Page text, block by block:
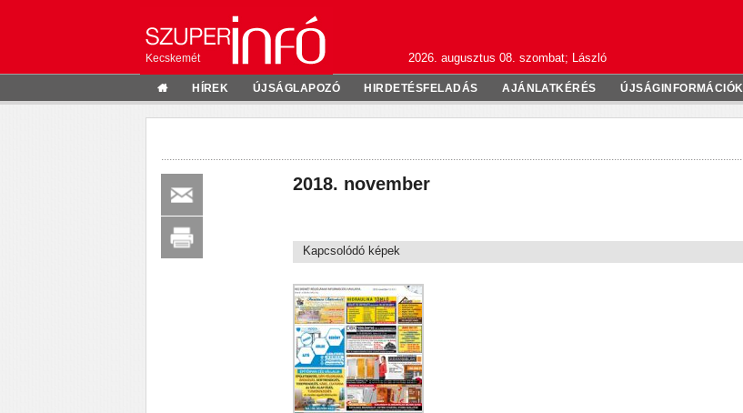
Kecskemét 2026. augusztus 08. szombat; László
HÍREK ÚJSÁGLAPOZÓ HIRDETÉSFELADÁS AJÁNLATKÉRÉS ÚJSÁGINFORMÁCIÓK
2018. november
Kapcsolódó képek